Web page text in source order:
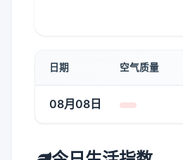
日期 空气质量
08月08日